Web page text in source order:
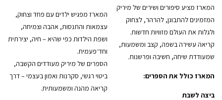
המארז מציע סיפורים ושירים של מיריק
המזמינים להתבונן, להרהר, לצחוק
ולגלות את העולם מזוויות חדשות.
קריאה עשירה בשפה, קצב ומשמעות,
שמעודדת שיחה, חשיבה ופרשנות.
המארז כולל את הספרים:
ביצה לשבת
המארז מפגיש ילדים עם פחד וצחוק,
עצמאות והתנסות, אהבה וצמיחה,
ושפת הילדות כפי שהיא – חיה, יצירתית
וחד־פעמית.
הספרים של מיריק מעודדים הקשבה,
ביטוי רגשי, סקרנות ואמון בעצמי – דרך
קריאה מהנה ומשמעותית.